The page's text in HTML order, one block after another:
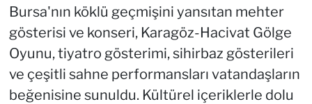
Bursa'nın köklü geçmişini yansıtan mehter
gösterisi ve konseri, Karagöz-Hacivat Gölge
Oyunu, tiyatro gösterimi, sihirbaz gösterileri
ve çeşitli sahne performansları vatandaşların
beğenisine sunuldu. Kültürel içeriklerle dolu